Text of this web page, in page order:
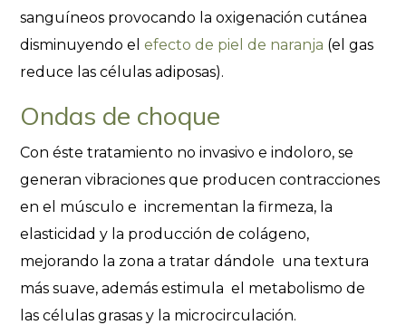
sanguíneos provocando la oxigenación cutánea
disminuyendo elefecto de piel de naranja (el gas
reduce las células adiposas).
Ondas de choque
Con éste tratamiento no invasivo e indoloro, se
generan vibraciones que producen contracciones
en el músculo e incrementan la firmeza, la
elasticidad y la producción de colágeno,
mejorando la zona a tratar dándole una textura
más suave, además estimula el metabolismo de
las células grasas y la microcirculación.